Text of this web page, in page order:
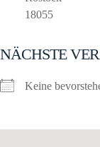
18055
NÄCHSTE
Keine